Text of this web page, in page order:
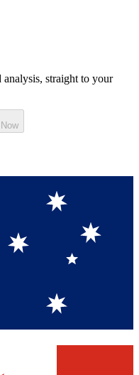
straight to your